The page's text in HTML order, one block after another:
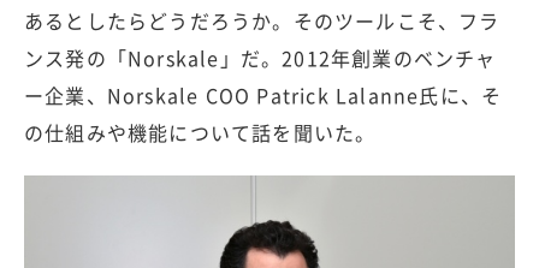
あるとしたらどうだろうか。そのツールこそ、フラ
ンス発の「Norskale」だ。2012年創業のベンチャ
ー企業、Norskale COO Patrick Lalanne氏に、そ
の仕組みや機能について話を聞いた。